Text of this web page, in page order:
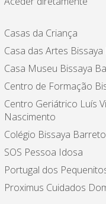
Casas da Criança
Casa das Artes
Casa Museu Bissaya
Centro de Formação
Centro Geriátrico Luís
Nascimento
Colégio Bissaya Barreto
SOS Pessoa Idosa
Portugal dos
Proximus Cuidados